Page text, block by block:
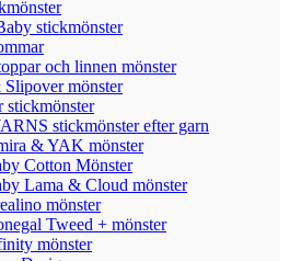
stickmönster
och linnen mönster
mönster
stickmönster
stickmönster efter garn
& YAK mönster
Cotton Mönster
Lama & Cloud mönster
mönster
Tweed + mönster
mönster